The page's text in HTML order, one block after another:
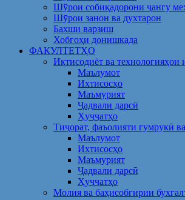
Шўрои собиқадорони ҷангу
Шӯрои занон ва духтарон
Бахши варзиш
Хобгоҳи донишкада
ФАКУЛТЕТҲО
Иқтисодиёт ва технологияҳои
Маълумот
Ихтисосҳо
Маъмурият
Ҷадвали дарсӣ
Ҳуҷҷатҳо
Тиҷорат, фаъолияти гумрукӣ
Маълумот
Ихтисосҳо
Маъмурият
Ҷадвали дарсӣ
Ҳуҷҷатҳо
Молия ва баҳисобгирии